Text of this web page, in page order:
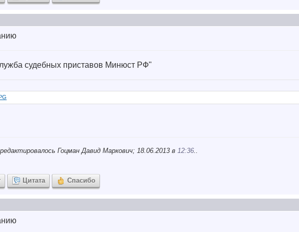
судебных приставов Минюст РФ"
Гоцман Давид Маркович; 18.06.2013 в 12:36..
Цитата Спасибо